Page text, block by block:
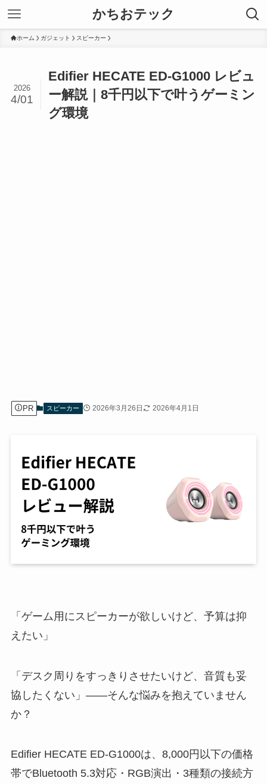
かちおテック
ホーム ガジェット スピーカー
Edifier HECATE ED-G1000 レビュ
ー解説｜8千円以下で叶うゲーミン
グ環境
2026
4/01
PR スピーカー 2026年3月26日 2026年4月1日
「ゲーム用にスピーカーが欲しいけど、予算は抑
えたい」
「デスク周りをすっきりさせたいけど、音質も妥
協したくない」——そんな悩みを抱えていません
か？
Edifier HECATE ED-G1000は、8,000円以下の価格
帯でBluetooth 5.3対応・RGB演出・3種類の接続方